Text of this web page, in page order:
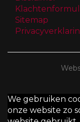
Sitemap
We gebruiken
onze website zo